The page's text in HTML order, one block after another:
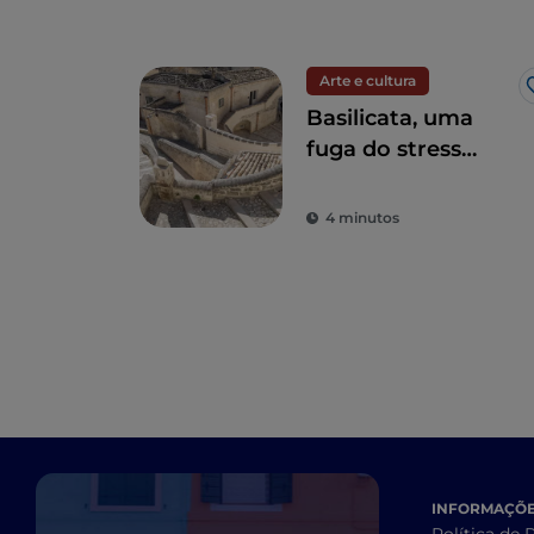
Arte e cultura
Basilicata, uma
fuga do stress
redescobrir a
4 minutos